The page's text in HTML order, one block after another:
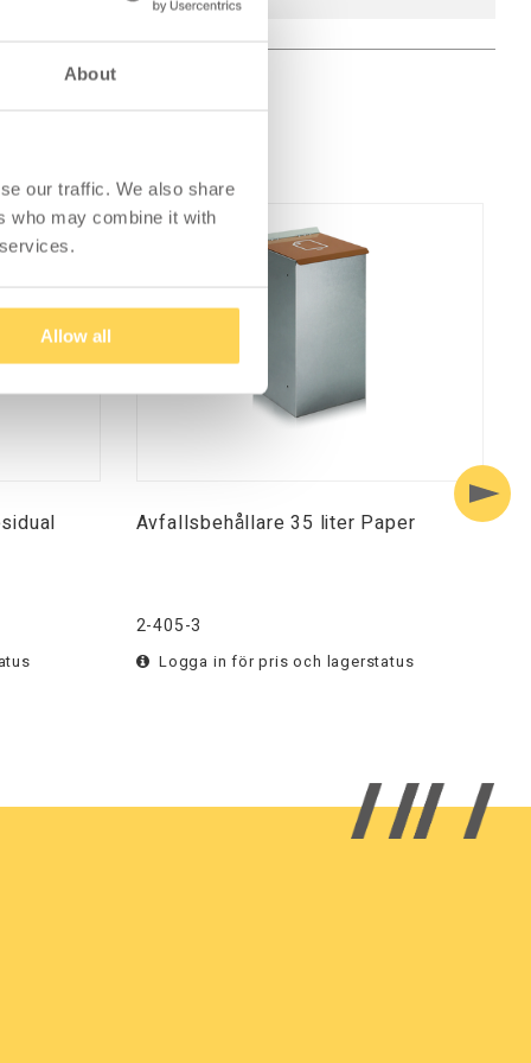
About
our traffic. We also share
who may combine it with
Allow all
Avfallsbehållare 35 liter Paper
2-405-3
Logga in för pris och lagerstatus